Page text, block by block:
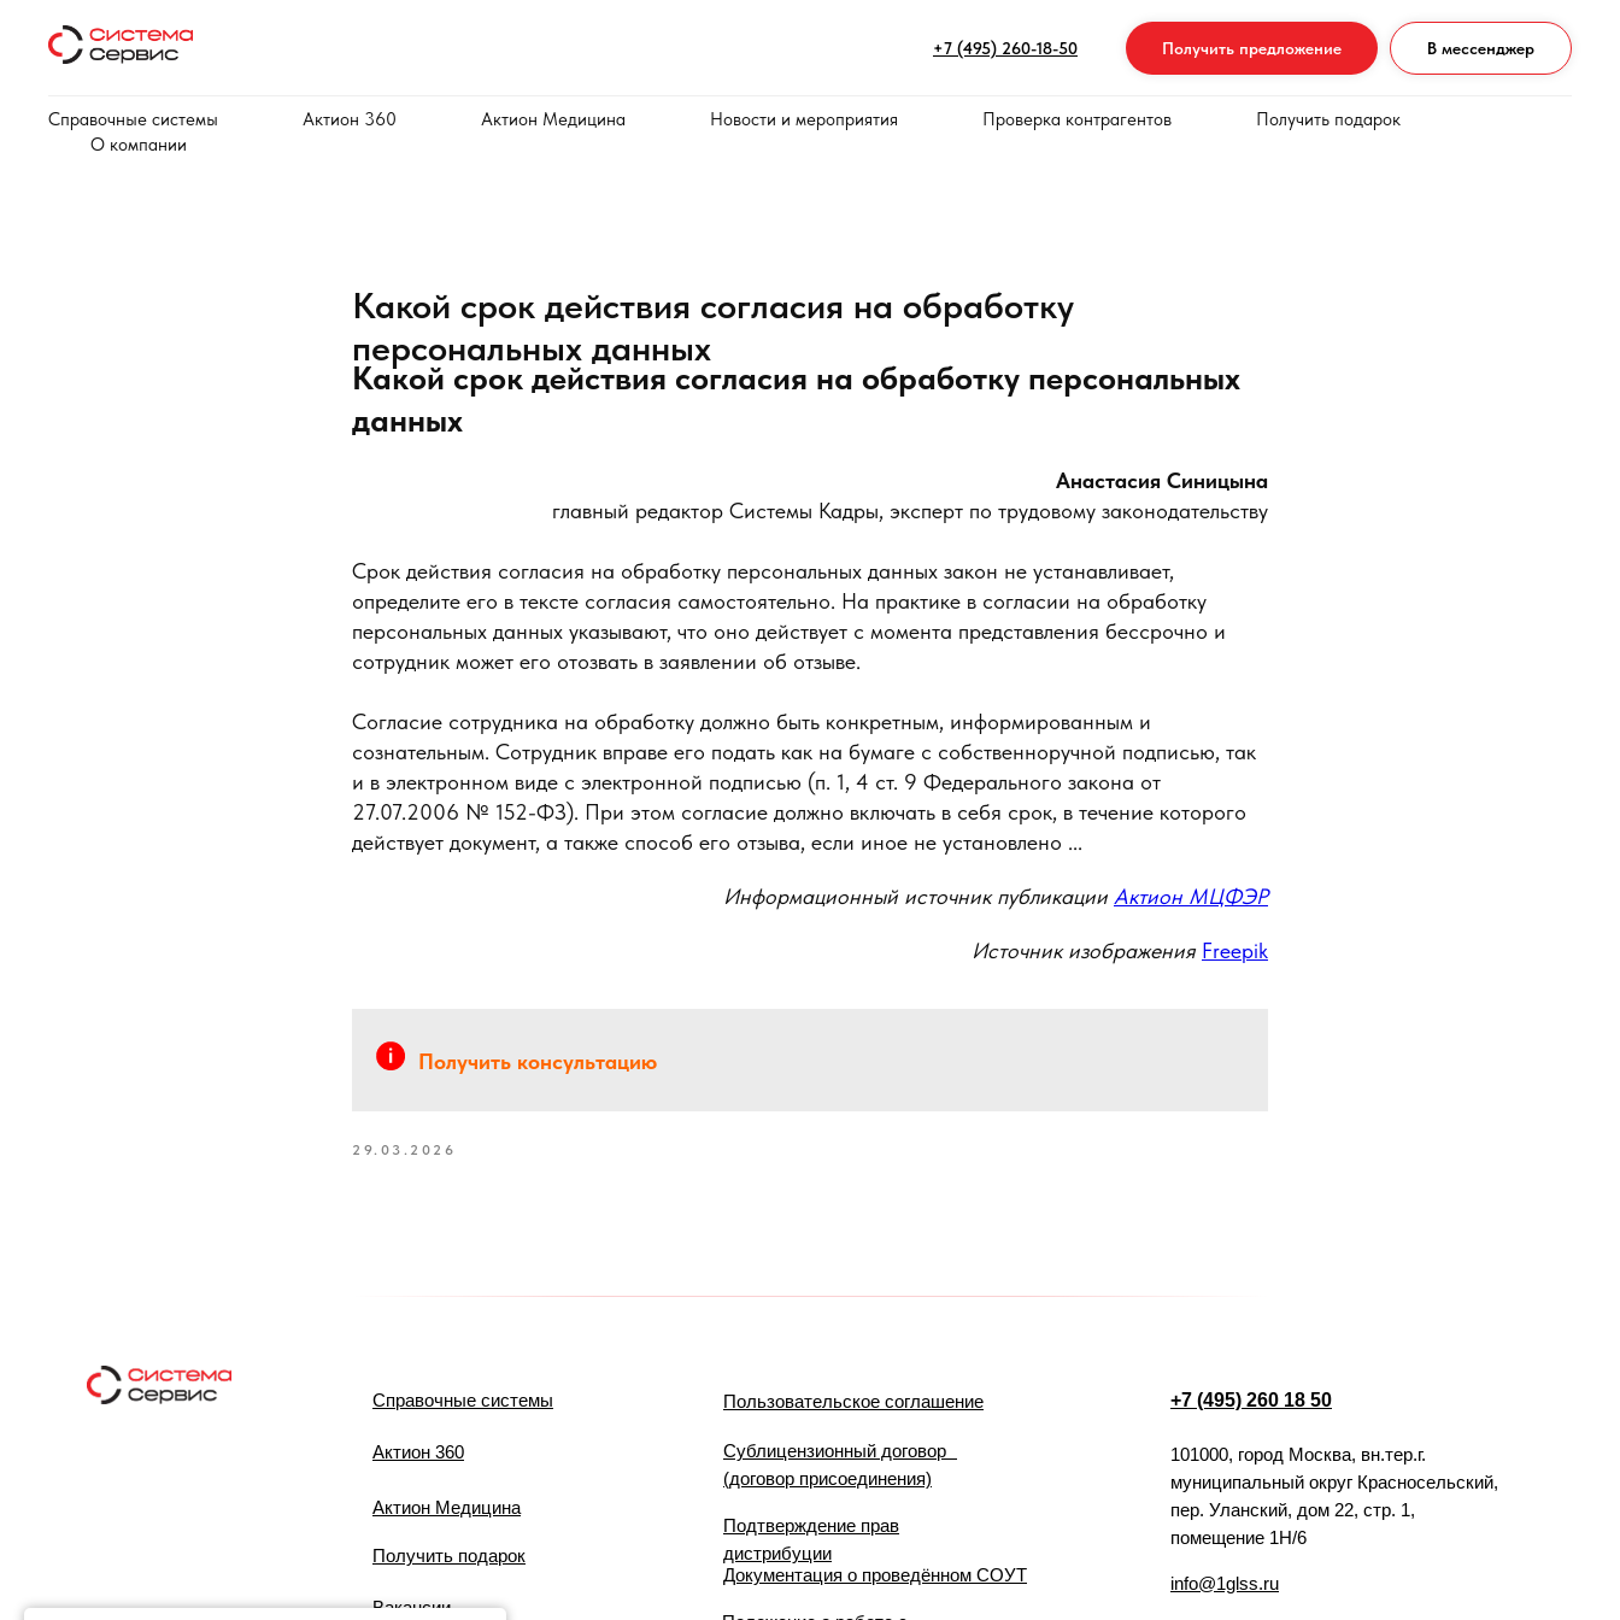
+7 (495) 260-18-50 Получить предложение В мессенджер
Справочные системы Актион 360 Актион Медицина Новости и мероприятия Проверка контрагентов
Получить подарок
О компании
Какой срок действия согласия на обработку
персональных данных
Какой срок действия согласия на обработку персональных
данных
Анастасия Синицына
главный редактор Системы Кадры, эксперт по трудовому законодательству
Срок действия согласия на обработку персональных данных закон не устанавливает,
определите его в тексте согласия самостоятельно. На практике в согласии на обработку
персональных данных указывают, что оно действует с момента представления бессрочно и
сотрудник может его отозвать в заявлении об отзыве.
Согласие сотрудника на обработку должно быть конкретным, информированным и
сознательным. Сотрудник вправе его подать как на бумаге с собственноручной подписью, так
и в электронном виде с электронной подписью (п. 1, 4 ст. 9 Федерального закона от
27.07.2006 № 152-ФЗ). При этом согласие должно включать в себя срок, в течение которого
действует документ, а также способ его отзыва, если иное не установлено ...
Информационный источник публикации Актион МЦФЭР
Источник изображения Freepik
Получить консультацию
29.03.2026
+7 (495) 260 18 50
101000, город Москва, вн.тер.г.
муниципальный округ Красносельский,
пер. Уланский, дом 22, стр. 1,
помещение 1Н/6
info@1glss.ru
Справочные системы
Актион 360
Актион Медицина
Получить подарок
Вакансии
Пользовательское соглашение
Сублицензионный договор
(договор присоединения)
Подтверждение прав
дистрибуции
Документация о проведённом СОУТ